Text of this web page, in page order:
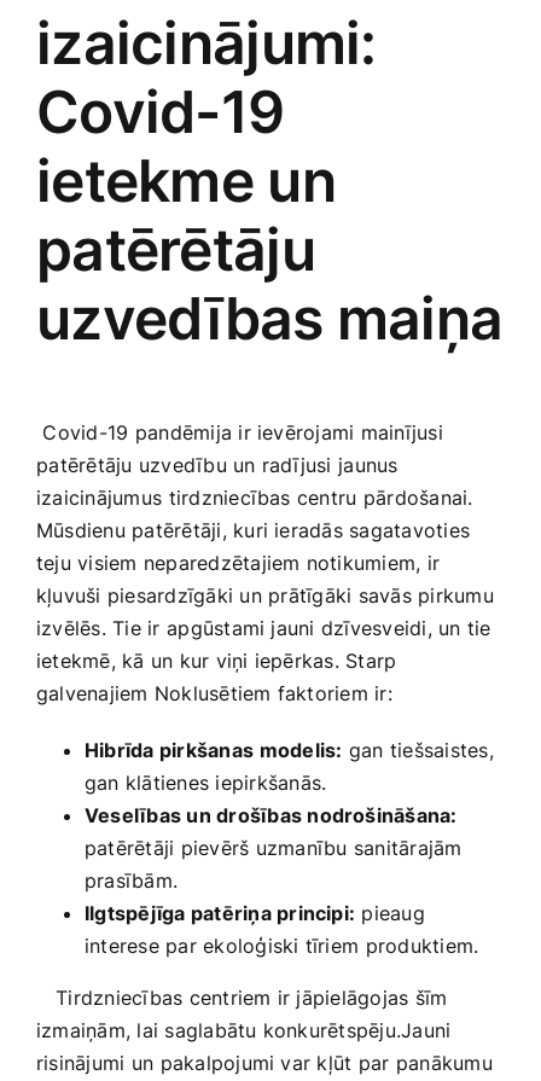
izaicinājumi:
Covid-19
ietekme un
patērētāju‌
uzvedības maiņa
⁤ Covid-19 ⁤pandēmija ir ievērojami mainījusi
⁣patērētāju uzvedību un radījusi⁢ jaunus
izaicinājumus ⁣tirdzniecības centru⁤ pārdošanai.
Mūsdienu patērētāji, kuri ieradās sagatavoties
teju visiem neparedzētajiem notikumiem, ir
kļuvuši piesardzīgāki ​un ⁢prātīgāki​ savās ​pirkumu
‌izvēlēs. Tie ir ⁤apgūstami jauni dzīvesveidi, un ⁢tie
‍ietekmē, ‍kā un ‍kur viņi iepērkas. Starp‍
galvenajiem Noklusētiem faktoriem ir:
Hibrīda pirkšanas⁤ modelis: gan ⁣tiešsaistes,‍
gan klātienes iepirkšanās.
Veselības un drošības nodrošināšana:
patērētāji pievērš uzmanību⁣ sanitārajām
prasībām.
Ilgtspējīga patēriņa​ principi: pieaug
interese par ekoloģiski tīriem⁣ produktiem.
⁤ ⁣ ‌ Tirdzniecības centriem ir jāpielāgojas šīm
izmaiņām, lai saglabātu konkurētspēju.Jauni
risinājumi un ⁣pakalpojumi‌ var kļūt ⁤par panākumu